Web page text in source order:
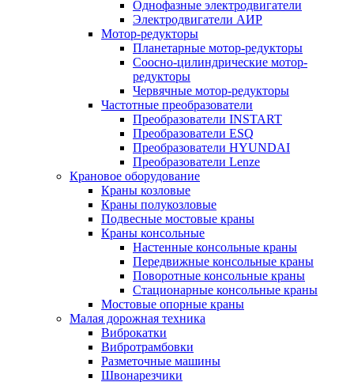
Однофазные электродвигатели
Электродвигатели АИР
Мотор-редукторы
Планетарные мотор-редукторы
Соосно-цилиндрические мотор-
редукторы
Червячные мотор-редукторы
Частотные преобразователи
Преобразователи INSTART
Преобразователи ESQ
Преобразователи HYUNDAI
Преобразователи Lenze
Крановое оборудование
Краны козловые
Краны полукозловые
Подвесные мостовые краны
Краны консольные
Настенные консольные краны
Передвижные консольные краны
Поворотные консольные краны
Стационарные консольные краны
Мостовые опорные краны
Малая дорожная техника
Виброкатки
Вибротрамбовки
Разметочные машины
Швонарезчики